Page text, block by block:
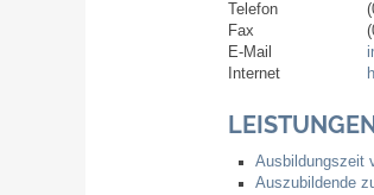
Telefon
Fax
E-Mail
Internet
LEISTUNGEN
Ausbildungszeit
Auszubildende